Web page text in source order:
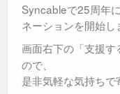
Syncableで25周年
ネーションを開始し
画面右下の「支援
ので、
是非気軽な気持ちで